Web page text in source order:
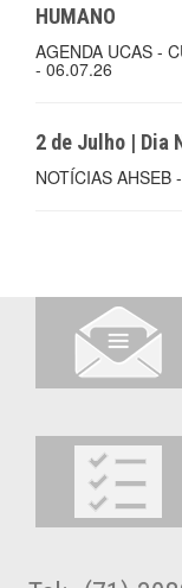
HUMANO
AGENDA UCAS -
- 06.07.26
2 de Julho | Dia
NOTÍCIAS AHSEB